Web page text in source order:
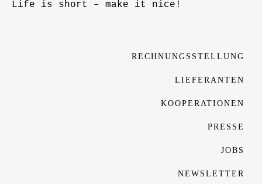
Life is short – make it nice!
RECHNUNGSSTELLUNG
LIEFERANTEN
KOOPERATIONEN
PRESSE
JOBS
NEWSLETTER